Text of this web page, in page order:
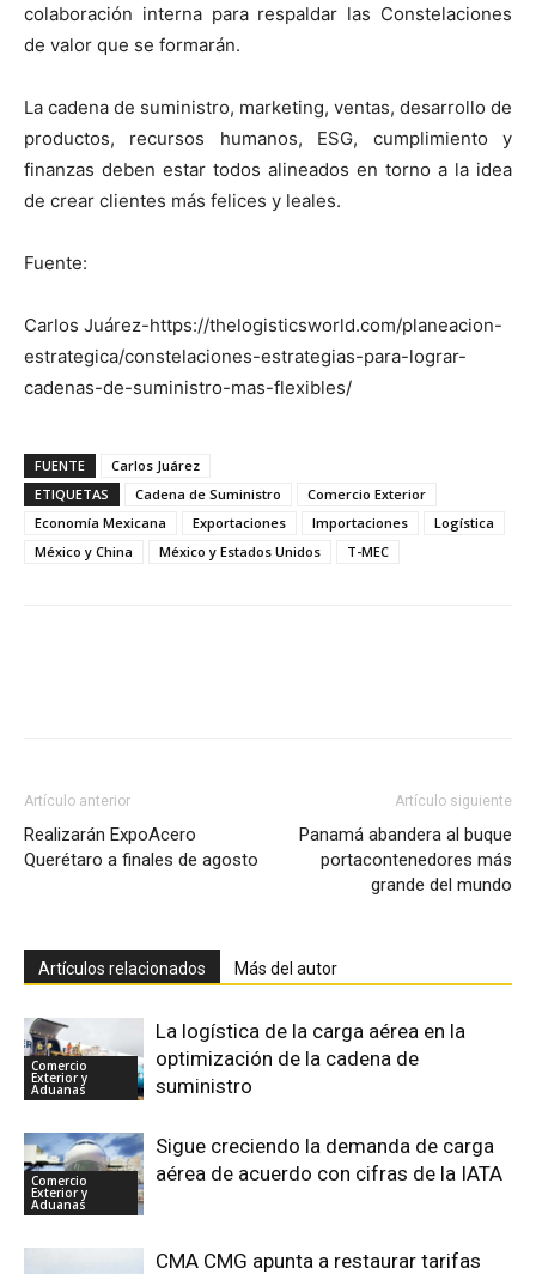
colaboración interna para respaldar las Constelaciones
de valor que se formarán.
La cadena de suministro, marketing, ventas, desarrollo de
productos, recursos humanos, ESG, cumplimiento y
finanzas deben estar todos alineados en torno a la idea
de crear clientes más felices y leales.
Fuente:
Carlos Juárez-https://thelogisticsworld.com/planeacion-
estrategica/constelaciones-estrategias-para-lograr-
cadenas-de-suministro-mas-flexibles/
FUENTE
Carlos Juárez
ETIQUETAS
Cadena de Suministro
Comercio Exterior
Economía Mexicana
Exportaciones Importaciones
Logística
México y China
México y Estados Unidos T-MEC
Artículo anterior
Realizarán ExpoAcero
Querétaro a finales de agosto
Artículo siguiente
Panamá abandera al buque
portacontenedores más
grande del mundo
Artículos relacionados Más del autor
Comercio
Exterior y
Aduanas
La logística de la carga aérea en la
optimización de la cadena de
suministro
Comercio
Exterior y
Aduanas
Sigue creciendo la demanda de carga
aérea de acuerdo con cifras de la IATA
CMA CMG apunta a restaurar tarifas